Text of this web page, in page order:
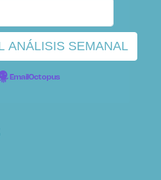
EmailOctopus